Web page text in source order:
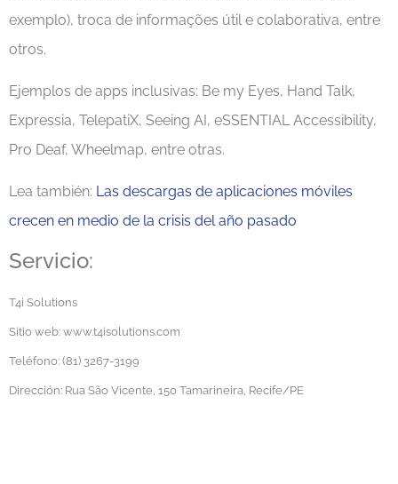
exemplo), troca de informações útil e colaborativa, entre
otros.
Ejemplos de apps inclusivas: Be my Eyes, Hand Talk,
Expressia, TelepatiX, Seeing AI, eSSENTIAL Accessibility,
Pro Deaf, Wheelmap, entre otras.
Lea también: Las descargas de aplicaciones móviles
crecen en medio de la crisis del año pasado
Servicio:
T4i Solutions
Sitio web: www.t4isolutions.com
Teléfono: (81) 3267-3199
Dirección: Rua São Vicente, 150 Tamarineira, Recife/PE